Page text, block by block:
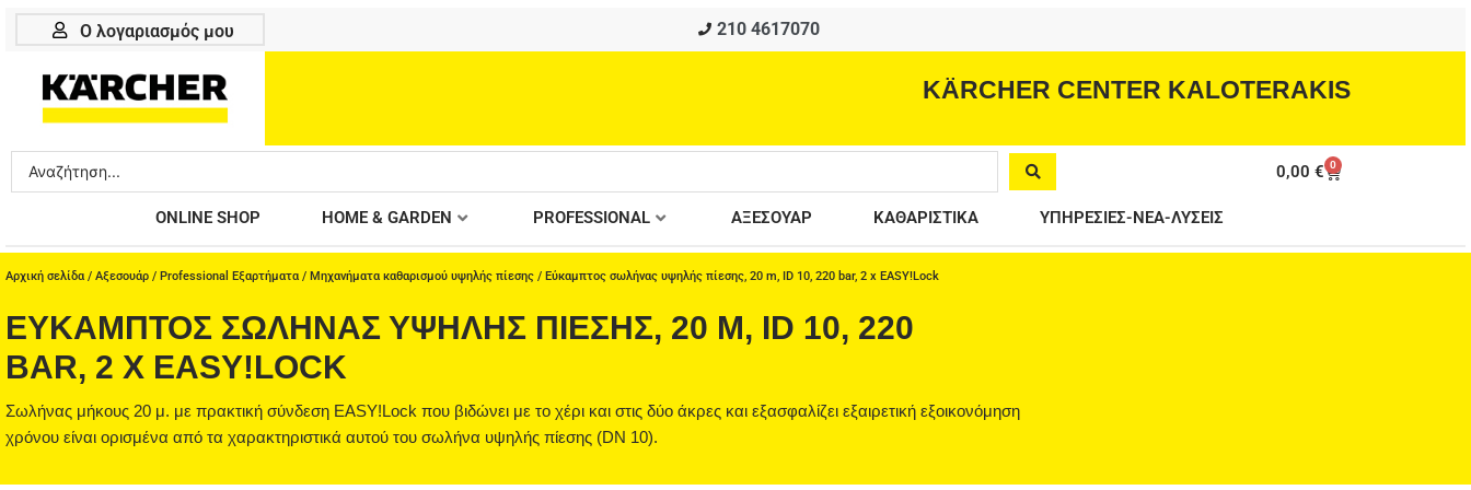
Μετάβαση
Ο λογαριασμός μου 210 4617070
KÄRCHER CENTER KALOTERAKIS
Search
...
0,00€ 0
Cart
ONLINE SHOP HOME & GARDEN PROFESSIONAL ΑΞΕΣΟΥΑΡ ΚΑΘΑΡΙΣΤΙΚΑ ΥΠΗΡΕΣΙΕΣ-ΝΕΑ-ΛΥΣΕΙΣ
Αρχική σελίδα / Αξεσουάρ / Professional Εξαρτήματα / Μηχανήματα καθαρισμού υψηλής πίεσης / Εύκαμπτος σωλήνας υψηλής πίεσης, 20 m, ID 10, 220 bar, 2 x EASY!Lock
ΕΎΚΑΜΠΤΟΣ ΣΩΛΉΝΑΣ ΥΨΗΛΉΣ ΠΊΕΣΗΣ, 20 M, ID 10, 220
BAR, 2 X EASY!LOCK
Σωλήνας μήκους 20 μ. με πρακτική σύνδεση EASY!Lock που βιδώνει με το χέρι και στις δύο άκρες και εξασφαλίζει εξαιρετική εξοικονόμηση
χρόνου είναι ορισμένα από τα χαρακτηριστικά αυτού του σωλήνα υψηλής πίεσης (DN 10).